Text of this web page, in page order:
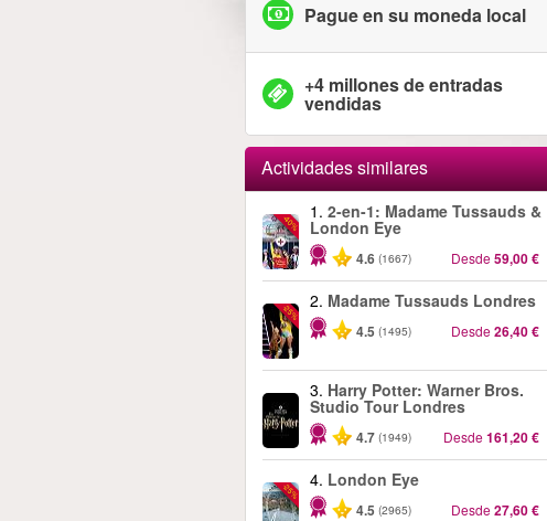
Pague en su moneda local
+4 millones de entradas
vendidas
Actividades similares
-40%
1. 2-en-1: Madame Tussauds &
London Eye
4.6 (1667) Desde59,00 €
-25%
2. Madame Tussauds Londres
4.5 (1495) Desde26,40 €
3. Harry Potter: Warner Bros.
Studio Tour Londres
4.7 (1949) Desde161,20 €
-25%
4. London Eye
4.5 (2965) Desde27,60 €